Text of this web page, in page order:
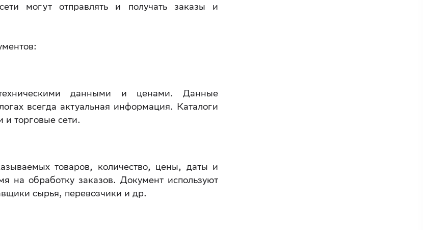
могут отправлять и получать заказы и
данными и ценами. Данные
всегда актуальная информация. Каталоги
и торговые сети.
товаров, количество, цены, даты и
на обработку заказов. Документ используют
сырья, перевозчики и др.